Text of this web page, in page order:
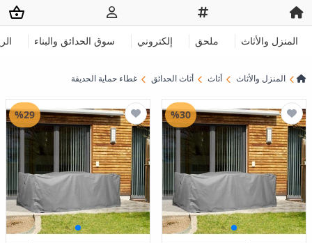
المنزل والأثاث ملحق إلكتروني سوق الحدائق والبناء
المنزل والأثاث أثاث أثاث الحدائق غطاء حماية الحديقة
%30
%29